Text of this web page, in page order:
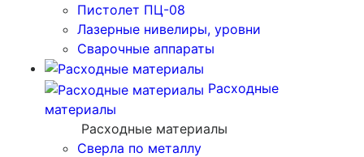
Пистолет ПЦ-08
Лазерные нивелиры, уровни
Сварочные аппараты
Расходные
материалы
Расходные материалы
Сверла по металлу